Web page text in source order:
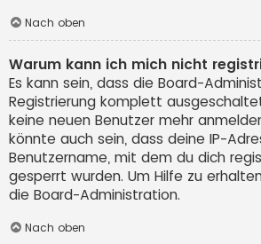
Nach oben
Warum kann ich mich nicht
Es kann sein, dass die Board-
Registrierung komplett
keine neuen Benutzer mehr
könnte auch sein, dass deine IP-
Benutzername, mit dem du dich
gesperrt wurden. Um Hilfe zu
die Board-Administration.
Nach oben